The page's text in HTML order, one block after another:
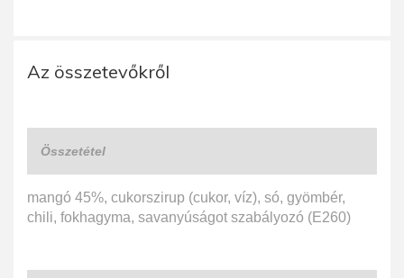
Az összetevőkről
Összetétel
mangó 45%, cukorszirup (cukor, víz), só, gyömbér,
chili, fokhagyma, savanyúságot szabályozó (E260)